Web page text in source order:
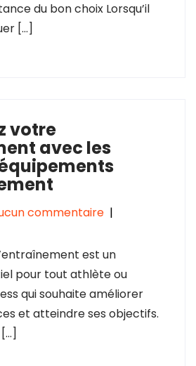
du bon choix Lorsqu’il
[…]
votre
avec les
commentaire |
est un
pour tout athlète ou
qui souhaite améliorer
et atteindre ses objectifs.